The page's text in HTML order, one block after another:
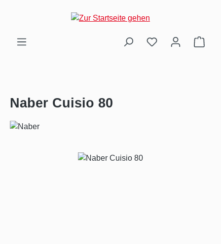
Zum Hauptinhalt springen
Naber Cuisio 80
Bildergalerie überspringen